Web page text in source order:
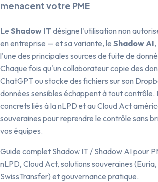
menacent votre PME
Le Shadow IT désigne l'utilisation non
en entreprise — et sa variante, le Shadow AI
l'une des principales sources de fuite de
Chaque fois qu'un collaborateur copie des
ChatGPT ou stocke des fichiers sur son
données sensibles échappent à tout contrôle.
concrets liés à la nLPD et au Cloud Act
souveraines pour reprendre le contrôle sans
vos équipes.
Guide complet Shadow IT / Shadow AI pour
nLPD, Cloud Act, solutions souveraines
SwissTransfer) et gouvernance pratique.